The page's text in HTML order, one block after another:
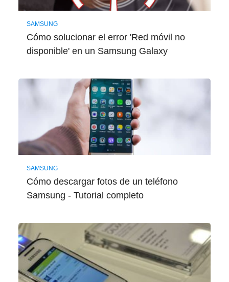
SAMSUNG
Cómo solucionar el error 'Red móvil no
disponible' en un Samsung Galaxy
SAMSUNG
Cómo descargar fotos de un teléfono
Samsung - Tutorial completo